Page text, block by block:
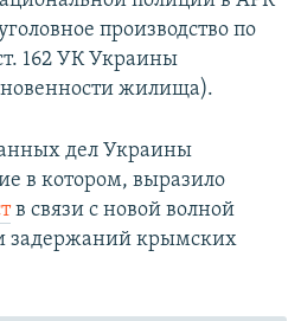
производство по
162 УК Украины
жилища).
дел Украины
в котором, выразило
в связи с новой волной
задержаний крымских